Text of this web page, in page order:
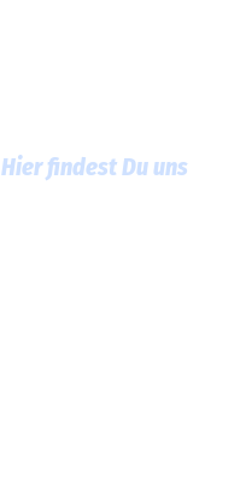
Hier findest Du uns